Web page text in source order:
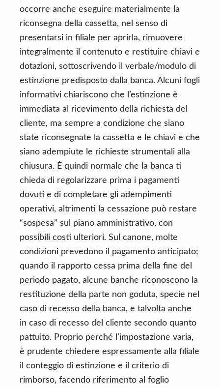
occorre anche eseguire materialmente la
riconsegna della cassetta, nel senso di
presentarsi in filiale per aprirla, rimuovere
integralmente il contenuto e restituire chiavi e
dotazioni, sottoscrivendo il verbale/modulo di
estinzione predisposto dalla banca. Alcuni fogli
informativi chiariscono che l’estinzione è
immediata al ricevimento della richiesta del
cliente, ma sempre a condizione che siano
state riconsegnate la cassetta e le chiavi e che
siano adempiute le richieste strumentali alla
chiusura. È quindi normale che la banca ti
chieda di regolarizzare prima i pagamenti
dovuti e di completare gli adempimenti
operativi, altrimenti la cessazione può restare
“sospesa” sul piano amministrativo, con
possibili costi ulteriori. Sul canone, molte
condizioni prevedono il pagamento anticipato;
quando il rapporto cessa prima della fine del
periodo pagato, alcune banche riconoscono la
restituzione della parte non goduta, specie nel
caso di recesso della banca, e talvolta anche
in caso di recesso del cliente secondo quanto
pattuito. Proprio perché l’impostazione varia,
è prudente chiedere espressamente alla filiale
il conteggio di estinzione e il criterio di
rimborso, facendo riferimento al foglio